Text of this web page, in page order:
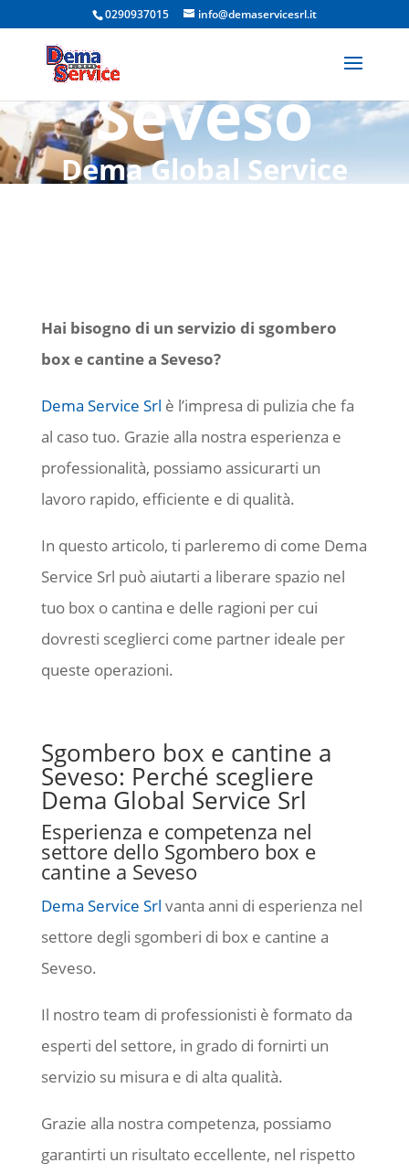
0290937015 info@demaservicesrl.it
Cantine
Seveso
Dema Global Service
Srl, l’impresa di pulizia
Hai bisogno di un servizio di sgombero
box e cantine a Seveso?
Dema Service Srl è l’impresa di pulizia che fa
al caso tuo. Grazie alla nostra esperienza e
professionalità, possiamo assicurarti un
lavoro rapido, efficiente e di qualità.
In questo articolo, ti parleremo di come Dema
Service Srl può aiutarti a liberare spazio nel
tuo box o cantina e delle ragioni per cui
dovresti sceglierci come partner ideale per
queste operazioni.
Sgombero box e cantine a
Seveso: Perché scegliere
Dema Global Service Srl
Esperienza e competenza nel
settore dello Sgombero box e
cantine a Seveso
Dema Service Srl vanta anni di esperienza nel
settore degli sgomberi di box e cantine a
Seveso.
Il nostro team di professionisti è formato da
esperti del settore, in grado di fornirti un
servizio su misura e di alta qualità.
Grazie alla nostra competenza, possiamo
garantirti un risultato eccellente, nel rispetto